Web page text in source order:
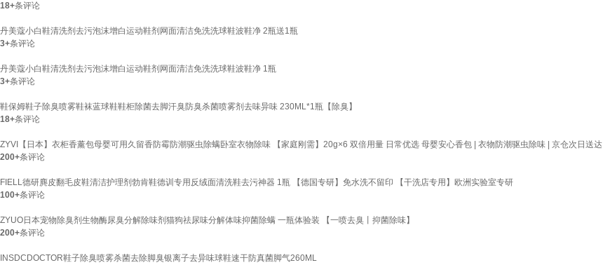
18+条评论
丹美蔻小白鞋清洗剂去污泡沫增白运动鞋剂网面清洁免洗洗球鞋波鞋净 2瓶送1瓶
3+条评论
丹美蔻小白鞋清洗剂去污泡沫增白运动鞋剂网面清洁免洗洗球鞋波鞋净 1瓶
3+条评论
鞋保姆鞋子除臭喷雾鞋袜蓝球鞋鞋柜除菌去脚汗臭防臭杀菌喷雾剂去味异味 230ML*1瓶【除臭】
18+条评论
ZYVI【日本】衣柜香薰包母婴可用久留香防霉防潮驱虫除螨卧室衣物除味 【家庭刚需】20g×6 双倍用量 日常优选 母婴安心香包 | 衣物防潮驱虫除味 | 京仓次日送达
200+条评论
FIELL德研麂皮翻毛皮鞋清洁护理剂勃肯鞋德训专用反绒面清洗鞋去污神器 1瓶 【德国专研】免水洗不留印 【干洗店专用】欧洲实验室专研
100+条评论
ZYUO日本宠物除臭剂生物酶尿臭分解除味剂猫狗祛尿味分解体味抑菌除螨 一瓶体验装 【一喷去臭丨抑菌除味】
200+条评论
INSDCDOCTOR鞋子除臭喷雾杀菌去除脚臭银离子去异味球鞋速干防真菌脚气260ML